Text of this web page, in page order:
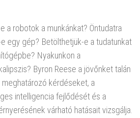
a robotok a munkánkat? Öntudatra
egy gép? Betölthetjük-e a tudatunkat
Nyakunkon a
Byron Reese a jövőnket talán
meghatározó kérdéseket, a
intelligencia fejlődését és a
várható hatásait vizsgálja.